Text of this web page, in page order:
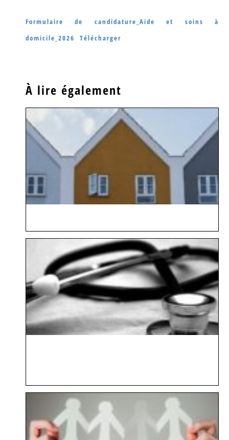
Formulaire de candidature_Aide et soins à
domicile_2026
Télécharger
À lire également